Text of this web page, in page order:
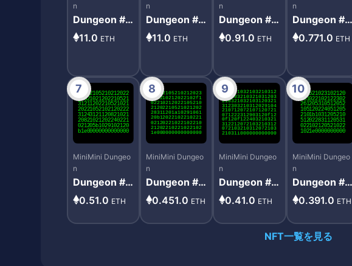
n
Dungeon #6
83
11.0 ETH
n
Dungeon #2
5
11.0 ETH
n
Dungeon #8
25
0.91.0 ETH
n
Dungeon #8
28
0.771.0 ETH
7
MiniMini Dungeo
n
Dungeon #5
03
0.51.0 ETH
8
MiniMini Dungeo
n
Dungeon #1
11
0.451.0 ETH
9
MiniMini Dungeo
n
Dungeon #4
07
0.41.0 ETH
10
MiniMini Dungeo
n
Dungeon #3
46
0.391.0 ETH
NFT一覧を見る